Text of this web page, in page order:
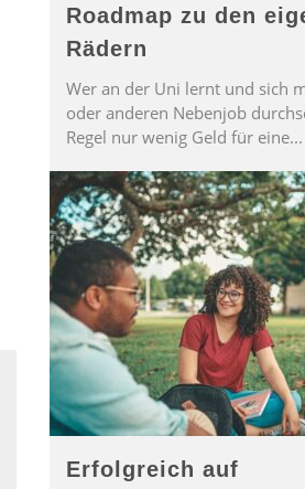
Roadmap zu den
Rädern
Wer an der Uni lernt und sich
oder anderen Nebenjob
Regel nur wenig Geld für eine...
Erfolgreich auf